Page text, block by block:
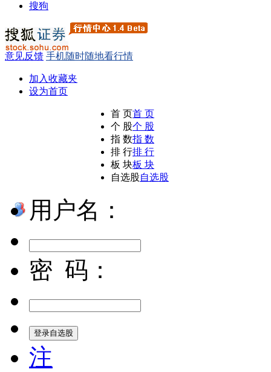
搜狗
意见反馈 手机随时随地看行情
加入收藏夹
设为首页
首 页首 页
个 股个 股
指 数指 数
排 行排 行
板 块板 块
自选股自选股
用户名：
密 码：
注